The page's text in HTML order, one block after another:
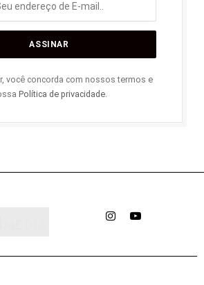
você concorda com nossos termos e
Política de privacidade.
InstagramYouTube